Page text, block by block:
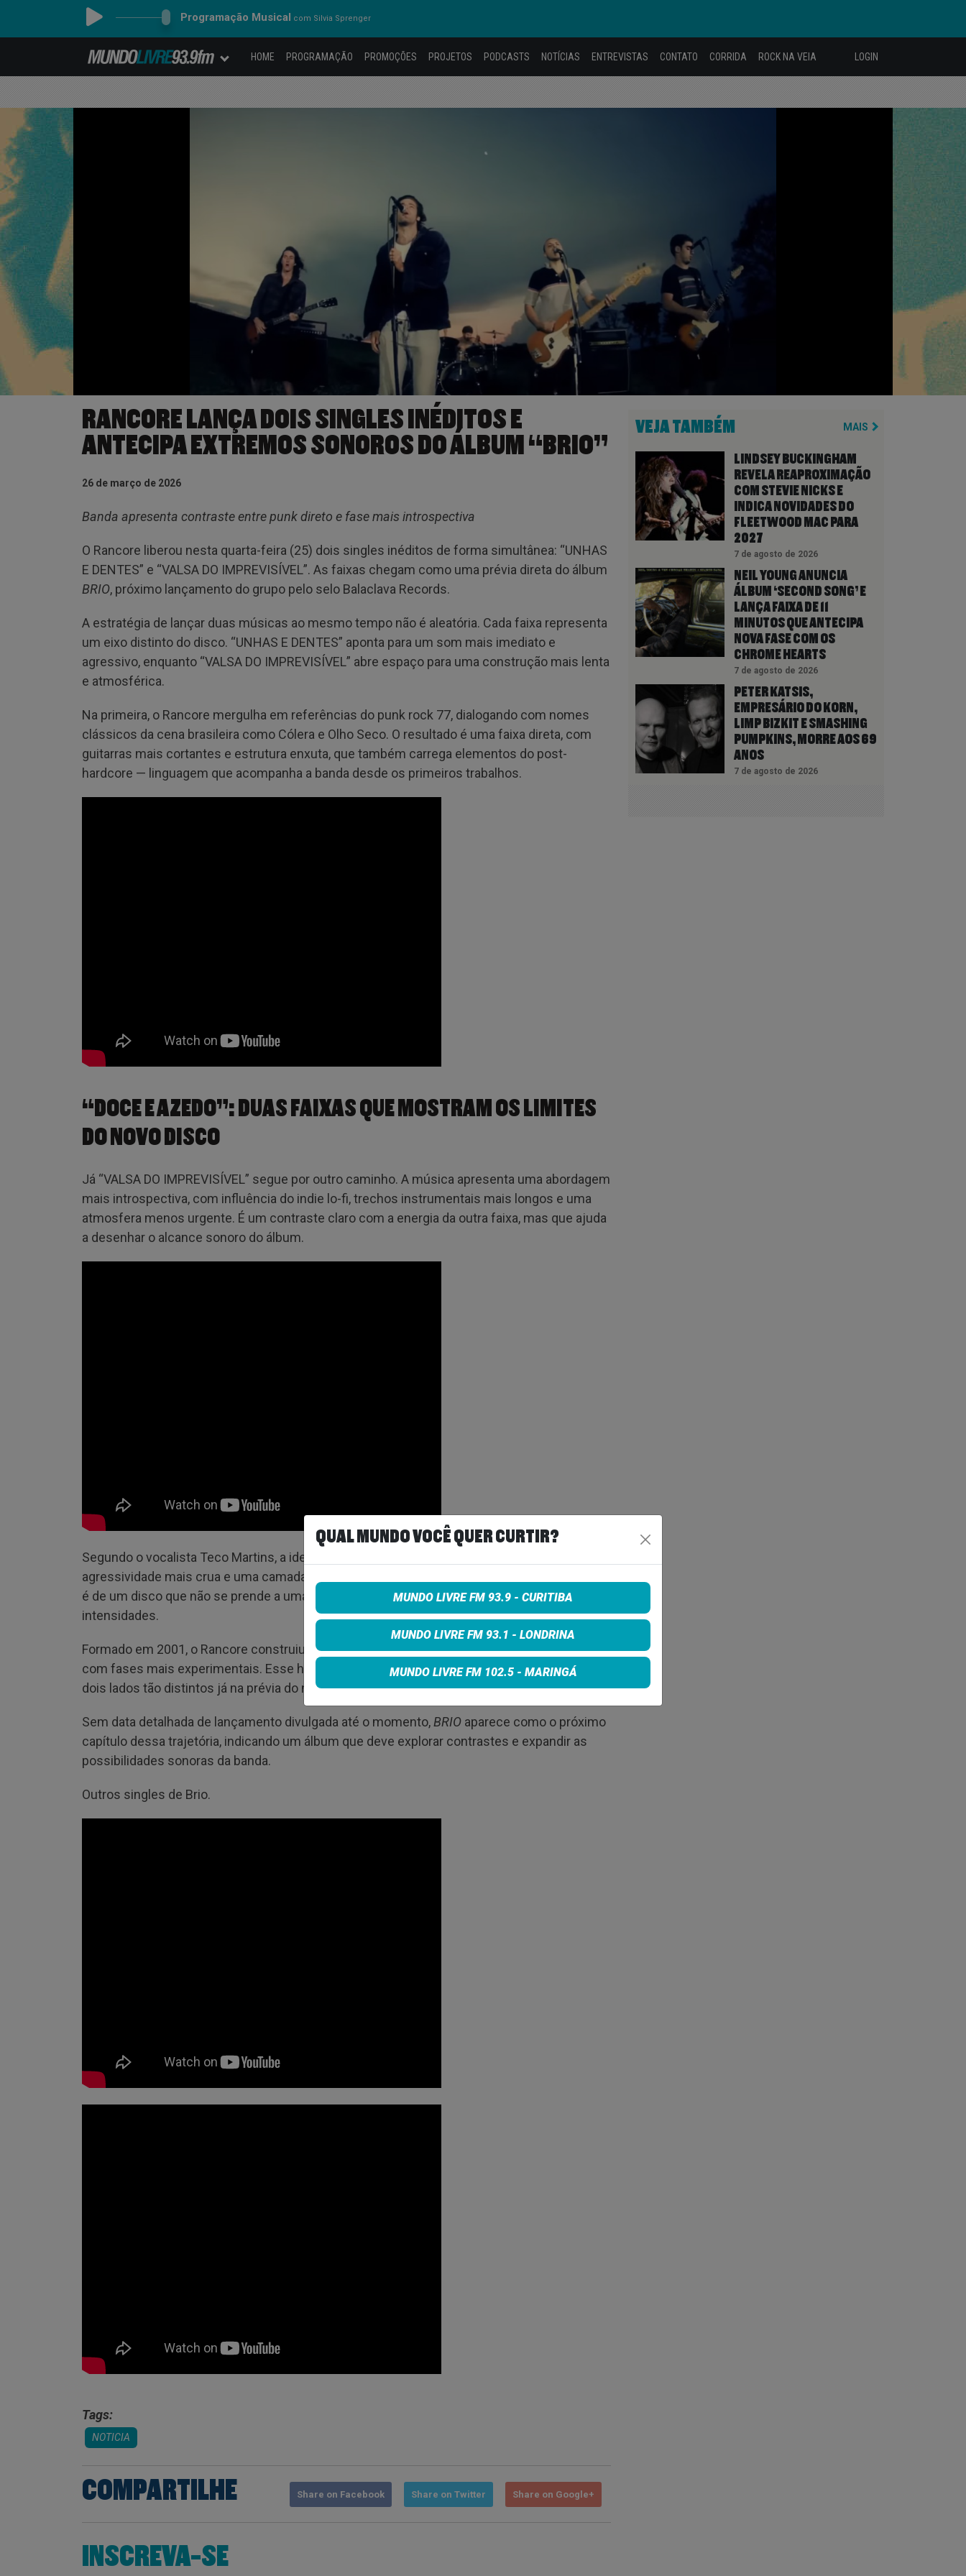
Programação Musical com Silvia Sprenger
HOME PROGRAMAÇÃO PROMOÇÕES PROJETOS PODCASTS NOTÍCIAS ENTREVISTAS CONTATO CORRIDA ROCK NA VEIA LOGIN
RANCORE LANÇA DOIS SINGLES INÉDITOS E
ANTECIPA EXTREMOS SONOROS DO ÁLBUM “BRIO”
26 de março de 2026
Banda apresenta contraste entre punk direto e fase mais introspectiva
O Rancore liberou nesta quarta-feira (25) dois singles inéditos de forma simultânea: “UNHAS
E DENTES” e “VALSA DO IMPREVISÍVEL”. As faixas chegam como uma prévia direta do álbum
BRIO, próximo lançamento do grupo pelo selo Balaclava Records.
A estratégia de lançar duas músicas ao mesmo tempo não é aleatória. Cada faixa representa
um eixo distinto do disco. “UNHAS E DENTES” aponta para um som mais imediato e
agressivo, enquanto “VALSA DO IMPREVISÍVEL” abre espaço para uma construção mais lenta
e atmosférica.
Na primeira, o Rancore mergulha em referências do punk rock 77, dialogando com nomes
clássicos da cena brasileira como Cólera e Olho Seco. O resultado é uma faixa direta, com
guitarras mais cortantes e estrutura enxuta, que também carrega elementos do post-
hardcore — linguagem que acompanha a banda desde os primeiros trabalhos.
“DOCE E AZEDO”: DUAS FAIXAS QUE MOSTRAM OS LIMITES
DO NOVO DISCO
Já “VALSA DO IMPREVISÍVEL” segue por outro caminho. A música apresenta uma abordagem
mais introspectiva, com influência do indie lo-fi, trechos instrumentais mais longos e uma
atmosfera menos urgente. É um contraste claro com a energia da outra faixa, mas que ajuda
a desenhar o alcance sonoro do álbum.
Segundo o vocalista Teco Martins, a ideia foi justamente expor esses dois polos: a
agressividade mais crua e uma camada mais contemplativa e psicodélica. A leitura proposta
é de um disco que não se prende a uma única identidade, mas transita entre diferentes
intensidades.
Formado em 2001, o Rancore construiu sua trajetória alternando momentos de maior peso
com fases mais experimentais. Esse histórico ajuda a entender a escolha de apresentar
dois lados tão distintos já na prévia do novo trabalho.
Sem data detalhada de lançamento divulgada até o momento, BRIO aparece como o próximo
capítulo dessa trajetória, indicando um álbum que deve explorar contrastes e expandir as
possibilidades sonoras da banda.
Outros singles de Brio.
Tags:
NOTICIA
COMPARTILHE Share on Facebook Share on Twitter Share on Google+
VEJA TAMBÉM MAIS
LINDSEY BUCKINGHAM
REVELA REAPROXIMAÇÃO
COM STEVIE NICKS E
INDICA NOVIDADES DO
FLEETWOOD MAC PARA
2027
7 de agosto de 2026
NEIL YOUNG ANUNCIA
ÁLBUM ‘SECOND SONG’ E
LANÇA FAIXA DE 11
MINUTOS QUE ANTECIPA
NOVA FASE COM OS
CHROME HEARTS
7 de agosto de 2026
PETER KATSIS,
EMPRESÁRIO DO KORN,
LIMP BIZKIT E SMASHING
PUMPKINS, MORRE AOS 69
ANOS
7 de agosto de 2026
INSCREVA-SE
QUAL MUNDO VOCÊ QUER CURTIR?
MUNDO LIVRE FM 93.9 - CURITIBA
MUNDO LIVRE FM 93.1 - LONDRINA
MUNDO LIVRE FM 102.5 - MARINGÁ